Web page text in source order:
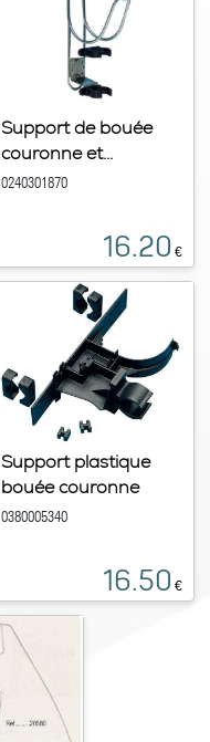
Support de bouée
couronne et...
0240301870
16.20 €
Support plastique
bouée couronne
0380005340
16.50 €